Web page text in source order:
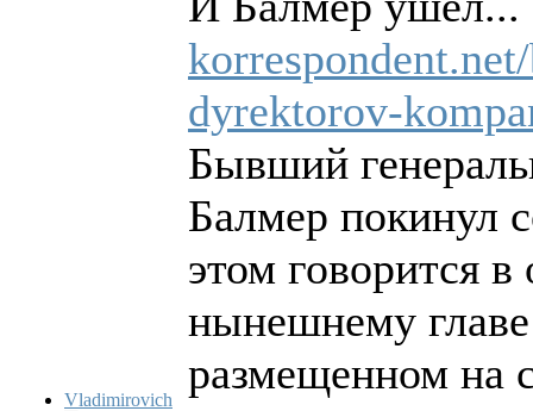
Vladimirovich
dyrektorov-
Бывший
Балмер покинул
этом говорится
нынешнему
размещенном на